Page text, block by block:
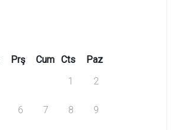
Prş Cum Cts
Paz
1
2
6 7 8 9